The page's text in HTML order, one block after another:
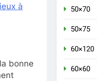
à
bonne
50×70
50×75
60×120
60×60